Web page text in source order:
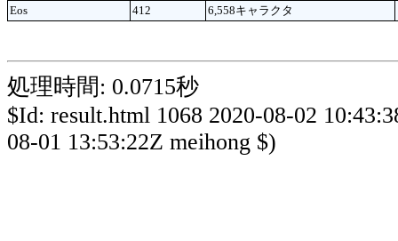
Eos
412 6,558キャラクタ
処理時間: 0.0715秒
$Id: result.html 1068 2020-08-02
08-01 13:53:22Z meihong $)